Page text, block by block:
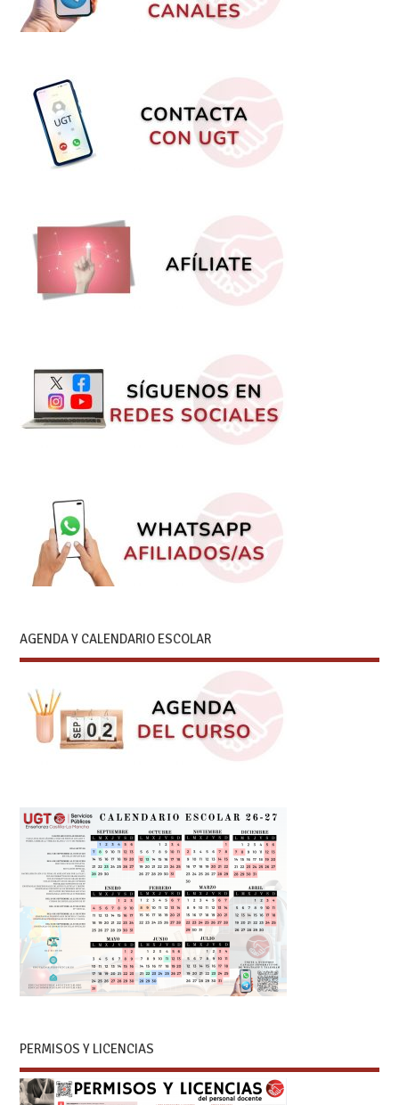
AGENDA Y CALENDARIO ESCOLAR
PERMISOS Y LICENCIAS